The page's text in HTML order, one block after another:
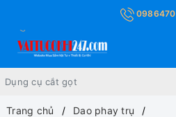
Trang chủ
Dao phay trụ